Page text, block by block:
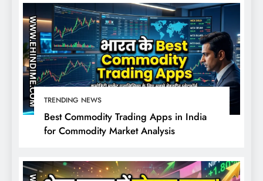
TRENDING NEWS
Best Commodity Trading Apps in India
for Commodity Market Analysis